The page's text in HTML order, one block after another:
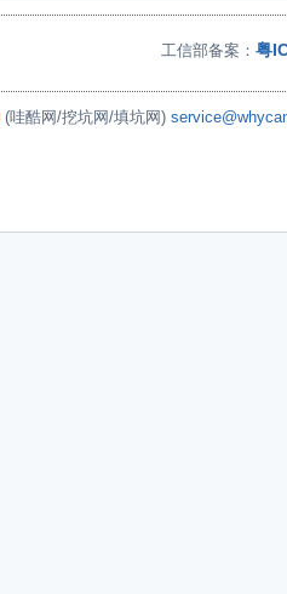
工信部备案： 粤
(哇酷网/挖坑网/填坑网)